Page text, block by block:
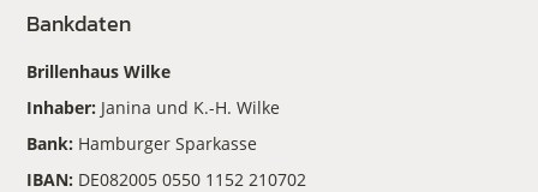
Bankdaten
Brillenhaus Wilke
Inhaber: Janina und K.-H. Wilke
Bank: Hamburger Sparkasse
IBAN: DE082005 0550 1152 210702